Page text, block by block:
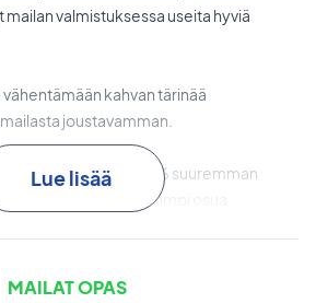
valmistuksessa useita hyviä
kahvan tärinää
joustavamman.
antaa mailalle 30% suuremman
sinun on helpompi osua
mailan tärinänvaimennusta 37%
Lue lisää
MAILAT OPAS